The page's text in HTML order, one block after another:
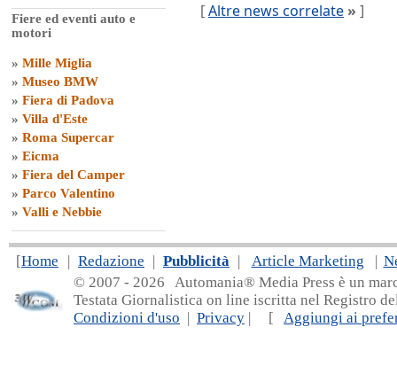
Fiere ed eventi auto e
motori
» Mille Miglia
» Museo BMW
» Fiera di Padova
» Villa d'Este
» Roma Supercar
» Eicma
» Fiera del Camper
» Parco Valentino
» Valli e Nebbie
[Altre news correlate » ]
[Home | Redazione | Pubblicità | Article Marketing |
© 2007 - 2026 Automania® Media Press è un
Testata Giornalistica on line iscritta nel Registro
Condizioni d'uso | Privacy | [ Aggiungi ai